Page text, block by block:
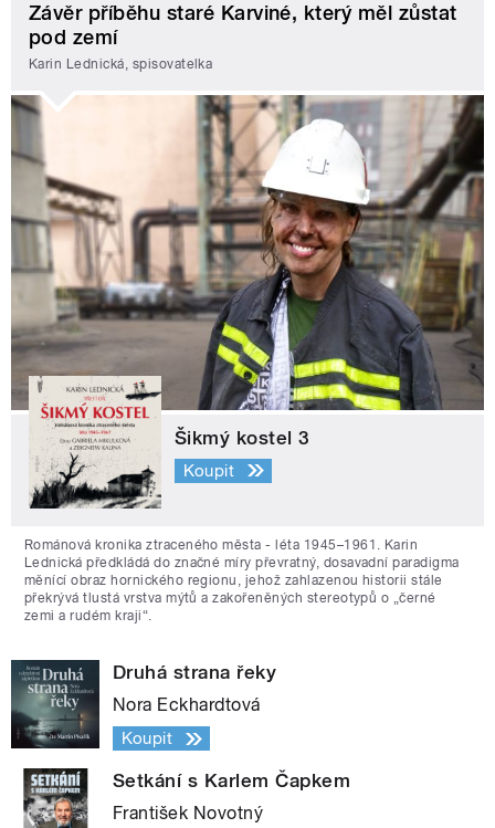
Závěr příběhu staré Karviné, který měl zůstat
pod zemí
Karin Lednická, spisovatelka
Šikmý kostel 3
Koupit
Románová kronika ztraceného města - léta 1945–1961. Karin
Lednická předkládá do značné míry převratný, dosavadní paradigma
měnící obraz hornického regionu, jehož zahlazenou historii stále
překrývá tlustá vrstva mýtů a zakořeněných stereotypů o „černé
zemi a rudém kraji“.
Druhá strana řeky
Nora Eckhardtová
Koupit
Setkání s Karlem Čapkem
František Novotný